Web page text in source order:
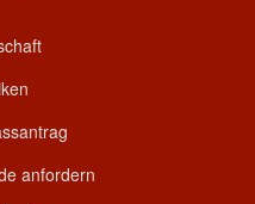
anfordern